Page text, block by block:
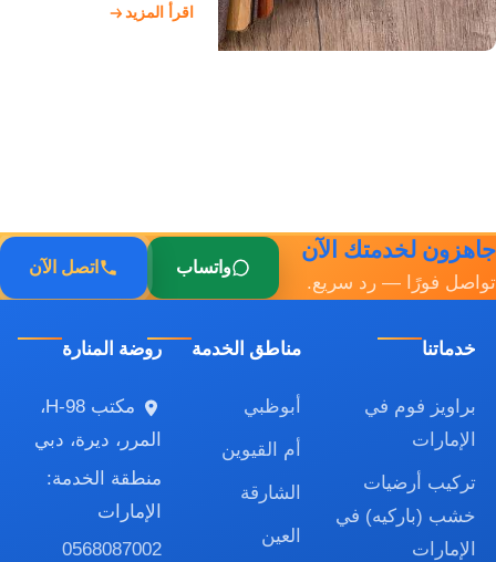
اقرأ المزيد
جاهزون لخدمتك الآن
تواصل فورًا — رد سريع.
واتساب اتصل الآن
خدماتنا
براويز فوم في
الإمارات
تركيب أرضيات
خشب (باركيه) في
الإمارات
مناطق الخدمة
أبوظبي
أم القيوين
الشارقة
العين
روضة المنارة
مكتب H-98،
المرر، ديرة، دبي
منطقة الخدمة:
الإمارات
0568087002